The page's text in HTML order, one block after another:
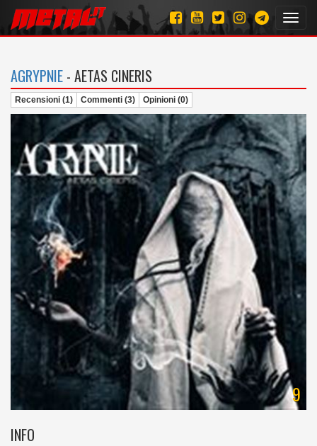
AGRYPNIE - AETAS CINERIS
Recensioni (1) Commenti (3) Opinioni (0)
9
INFO